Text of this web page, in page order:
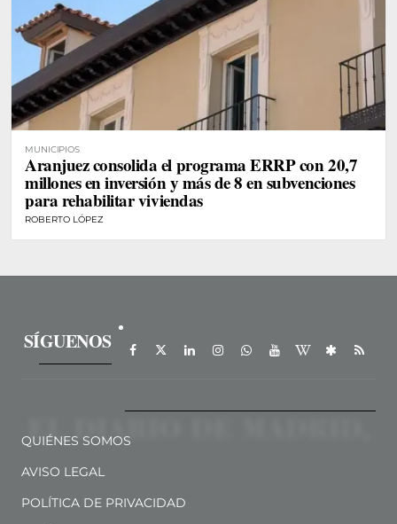
MUNICIPIOS
Aranjuez consolida el programa ERRP con 20,7
millones en inversión y más de 8 en subvenciones
para rehabilitar viviendas
ROBERTO LÓPEZ
SÍGUENOS
QUIÉNES SOMOS
AVISO LEGAL
POLÍTICA DE PRIVACIDAD